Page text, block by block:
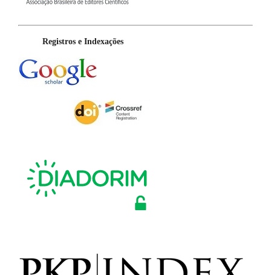
Registros e Indexações